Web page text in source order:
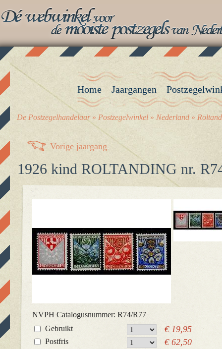
Vorige jaargang
1926 kind ROLTANDING nr.
NVPH Catalogusnummer: R74/R77
Gebruikt
€ 19,95
Postfris € 62,50
Home Jaargangen
De Postzegelhandelaar» Postzegelwinkel » Nederland »